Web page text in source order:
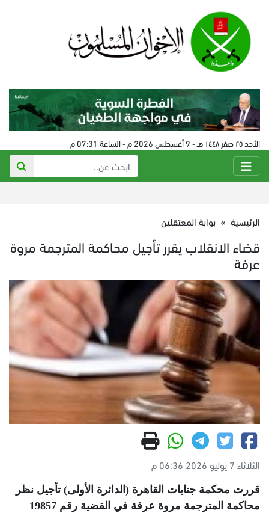
الأحد ٢٥ صفر ١٤٤٨ هـ - 9 أغسطس 2026 م - الساعة 07:31 م
الرئيسية » بوابة المعتقلين
قضاء الانقلاب يقرر تأجيل محاكمة المترجمة مروة
عرفة
الثلاثاء 7 يوليو 2026 06:36 م
قررت محكمة جنايات القاهرة (الدائرة الأولى) تأجيل نظر
محاكمة المترجمة مروة عرفة في القضية رقم 19857